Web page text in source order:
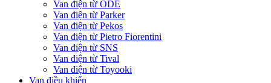
Van điện từ ODE
Van điện từ Parker
Van điện từ Pekos
Van điện từ Pietro Fiorentini
Van điện từ SNS
Van điện từ Tival
Van điện từ Toyooki
Van điều khiển